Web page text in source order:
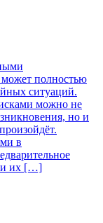
полностью
ситуаций.
можно не
но и
в
их […]